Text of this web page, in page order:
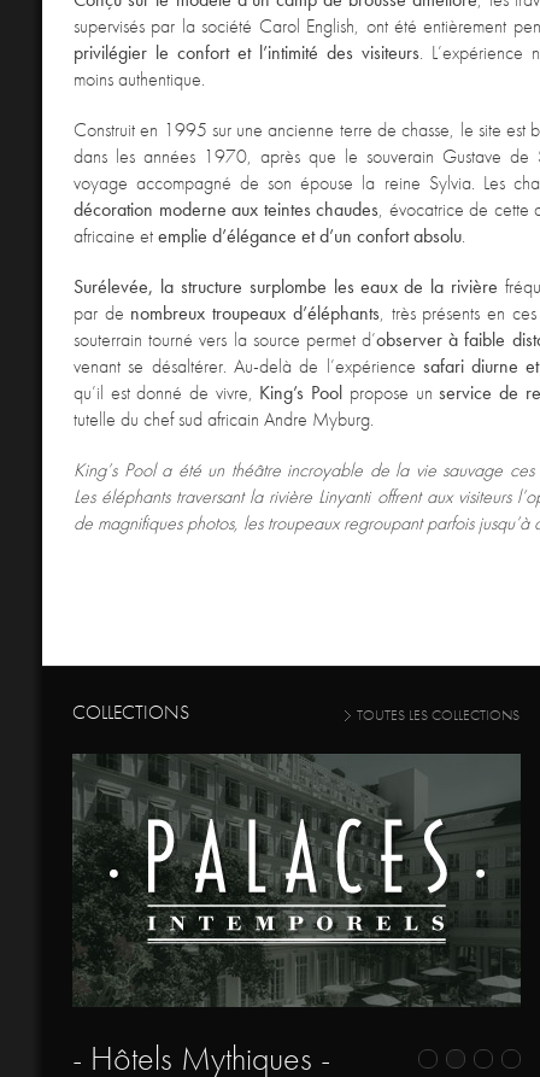
supervisés par la société Carol English, ont été entièrement
privilégier le confort et l’intimité des visiteurs. L’expérience
moins authentique.
Construit en 1995 sur une ancienne terre de chasse, le site est
dans les années 1970, après que le souverain Gustave de
voyage accompagné de son épouse la reine Sylvia. Les
décoration moderne aux teintes chaudes, évocatrice de cette
africaine etemplie d’élégance et d’un confort absolu.
Surélevée, la structure surplombe les eaux de la rivière
par de nombreux troupeaux d’éléphants, très présents en
souterrain tourné vers la source permet d’observer à faible
venant se désaltérer. Au-delà de l’expérience safari diurne
qu’il est donné de vivre, King’s Pool propose unservice de
tutelle du chef sud africain Andre Myburg.
King’s Pool a été un théâtre incroyable de la vie sauvage ces
Les éléphants traversant la rivière Linyanti offrent aux visiteurs
de magnifiques photos, les troupeaux regroupant parfois jusqu’à
COLLECTIONS TOUTES LES COLLECTIONS
- Hôtels Mythiques -